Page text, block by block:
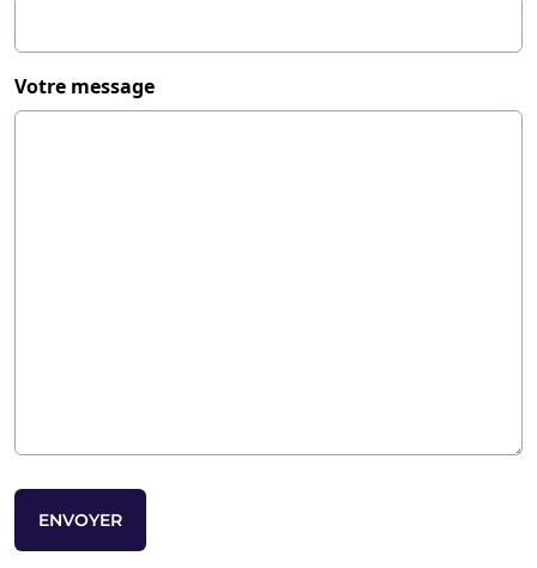
Votre message